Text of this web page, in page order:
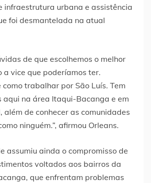
infraestrutura urbana e assistência
foi desmantelada na atual
de que escolhemos o melhor
vice que poderíamos ter.
trabalhar por São Luís. Tem
aqui na área Itaqui-Bacanga e em
de conhecer as comunidades
ninguém.”, afirmou Orleans.
assumiu ainda o compromisso de
voltados aos bairros da
que enfrentam problemas